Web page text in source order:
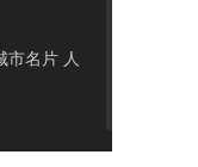
市名片 人